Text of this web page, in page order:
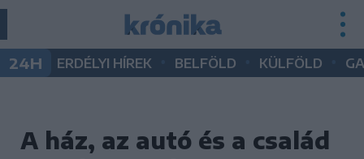
24H ERDÉLYI HÍREK BELFÖLD KÜLFÖLD
A ház, az autó és a család